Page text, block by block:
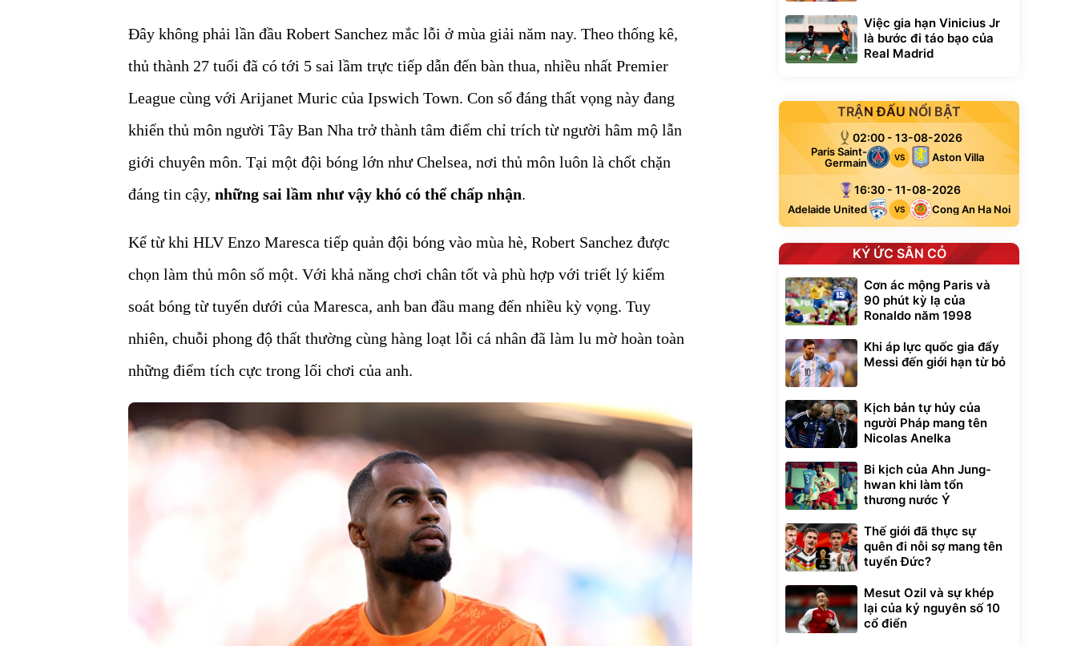
Đây không phải lần đầu Robert Sanchez mắc lỗi ở mùa giải năm nay. Theo thống kê,
thủ thành 27 tuổi đã có tới 5 sai lầm trực tiếp dẫn đến bàn thua, nhiều nhất Premier
League cùng với Arijanet Muric của Ipswich Town. Con số đáng thất vọng này đang
khiến thủ môn người Tây Ban Nha trở thành tâm điểm chỉ trích từ người hâm mộ lẫn
giới chuyên môn. Tại một đội bóng lớn như Chelsea, nơi thủ môn luôn là chốt chặn
đáng tin cậy, những sai lầm như vậy khó có thể chấp nhận.
Kể từ khi HLV Enzo Maresca tiếp quản đội bóng vào mùa hè, Robert Sanchez được
chọn làm thủ môn số một. Với khả năng chơi chân tốt và phù hợp với triết lý kiểm
soát bóng từ tuyến dưới của Maresca, anh ban đầu mang đến nhiều kỳ vọng. Tuy
nhiên, chuỗi phong độ thất thường cùng hàng loạt lỗi cá nhân đã làm lu mờ hoàn toàn
những điểm tích cực trong lối chơi của anh.
Việc gia hạn Vinicius Jr
là bước đi táo bạo của
Real Madrid
TRẬN ĐẤU NỔI BẬT
02:00 - 13-08-2026
Paris Saint-
Germain
VS Aston Villa
16:30 - 11-08-2026
Adelaide United VS Cong An Ha Noi
KÝ ỨC SÂN CỎ
Cơn ác mộng Paris và
90 phút kỳ lạ của
Ronaldo năm 1998
Khi áp lực quốc gia đẩy
Messi đến giới hạn từ bỏ
Kịch bản tự hủy của
người Pháp mang tên
Nicolas Anelka
Bi kịch của Ahn Jung-
hwan khi làm tổn
thương nước Ý
Thế giới đã thực sự
quên đi nỗi sợ mang tên
tuyển Đức?
Mesut Ozil và sự khép
lại của kỷ nguyên số 10
cổ điển